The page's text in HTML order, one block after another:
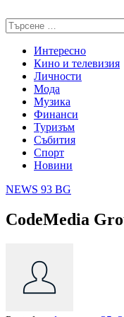
to
content
Търсене
за:
Интересно
Кино и телевизия
Личности
Мода
Музика
Финанси
Туризъм
Събития
Спорт
Новини
NEWS 93 BG
CodeMedia